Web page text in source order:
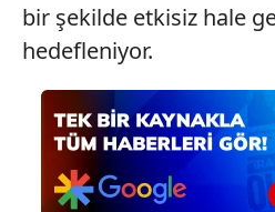
bir şekilde etkisiz hale
hedefleniyor.